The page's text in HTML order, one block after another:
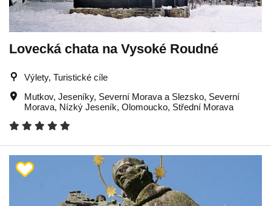
Lovecká chata na Vysoké Roudné
Výlety, Turistické cíle
Mutkov, Jeseníky, Severní Morava a Slezsko, Severní
Morava, Nízký Jeseník, Olomoucko, Střední Morava